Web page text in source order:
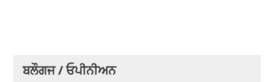
ਬਲੌਗਜ / ਓਪੀਨੀਅਨ